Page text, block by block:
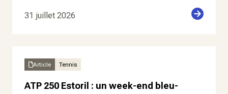
31 juillet 2026
Article Tennis
ATP 250 Estoril : un week-end bleu-